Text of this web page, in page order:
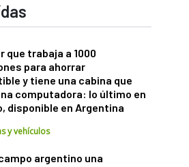
que trabaja a 1000
para ahorrar
y tiene una cabina que
computadora: lo último en
disponible en Argentina
y vehículos
argentino una